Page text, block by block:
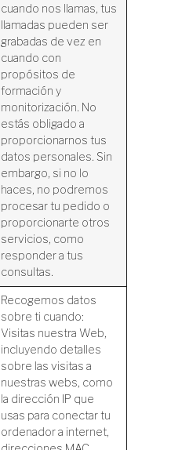
cuando nos llamas, tus
llamadas pueden ser
grabadas de vez en
cuando con
propósitos de
formación y
monitorización. No
estás obligado a
proporcionarnos tus
datos personales. Sin
embargo, si no lo
haces, no podremos
procesar tu pedido o
proporcionarte otros
servicios, como
responder a tus
consultas.
Recogemos datos
sobre ti cuando:
Visitas nuestra Web,
incluyendo detalles
sobre las visitas a
nuestras webs, como
la dirección IP que
usas para conectar tu
ordenador a internet,